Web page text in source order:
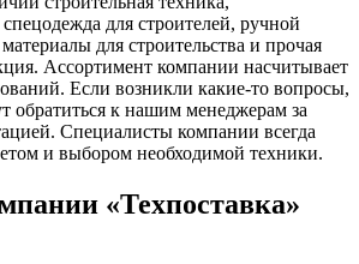
для строителей, ручной
для строительства и прочая
Ассортимент компании насчитывает
Если возникли какие-то вопросы,
обратиться к нашим менеджерам за
Специалисты компании всегда
и выбором необходимой техники.
«Техпоставка»